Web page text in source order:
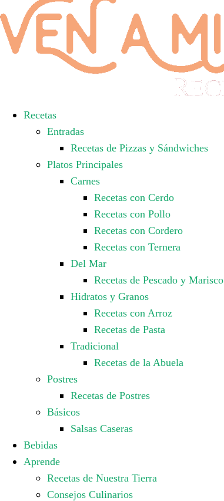
Recetas
Entradas
Recetas de Pizzas y Sándwiches
Platos Principales
Carnes
Recetas con Cerdo
Recetas con Pollo
Recetas con Cordero
Recetas con Ternera
Del Mar
Recetas de Pescado y Marisco
Hidratos y Granos
Recetas con Arroz
Recetas de Pasta
Tradicional
Recetas de la Abuela
Postres
Recetas de Postres
Básicos
Salsas Caseras
Bebidas
Aprende
Recetas de Nuestra Tierra
Consejos Culinarios